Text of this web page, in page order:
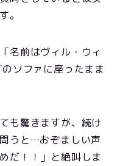
。
名前はヴィル・ウィ
ソファに座ったまま
も驚きますが、続け
うと…おぞましい声
だ！！」と絶叫しま